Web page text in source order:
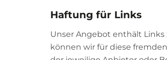
Haftung für Links
Unser Angebot enthält
können wir für diese